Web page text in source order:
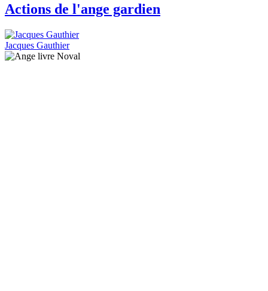
Actions de l'ange gardien
Jacques Gauthier